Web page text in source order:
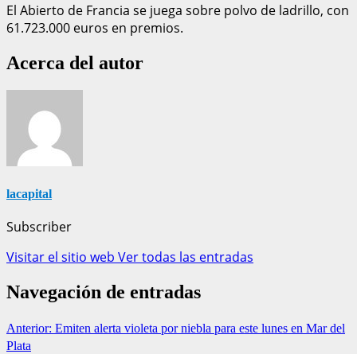
El Abierto de Francia se juega sobre polvo de ladrillo, con
61.723.000 euros en premios.
Acerca del autor
lacapital
Subscriber
Visitar el sitio web Ver todas las entradas
Navegación de entradas
Anterior: Emiten alerta violeta por niebla para este lunes en Mar del
Plata